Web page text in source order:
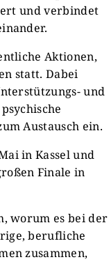
und verbindet
Aktionen,
statt. Dabei
und
Austausch ein.
in Kassel und
Finale in
worum es bei der
berufliche
zusammen,